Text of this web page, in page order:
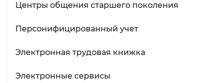
Центры общения старшего поколения
Персонифицированный учет
Электронная трудовая книжка
Электронные сервисы